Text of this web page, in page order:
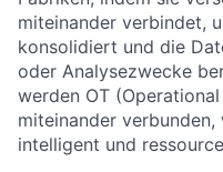
miteinander verbindet,
konsolidiert und die
oder Analysezwecke
werden OT
miteinander
intelligent und